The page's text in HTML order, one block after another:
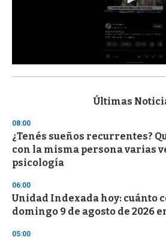
s
d
s
o
f
3
s
e
c
o
d
Últimas
08:00
¿Tenés sueños recurrentes?
con la misma persona varias
psicología
06:00
Unidad Indexada hoy: cuánto
domingo 9 de agosto de 2026
05:00